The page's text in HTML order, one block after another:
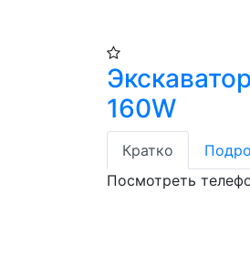
160W
Кратко
Посмотреть